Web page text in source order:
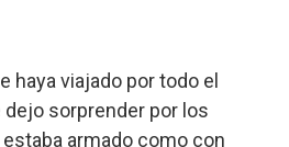
haya viajado por todo el
sorprender por los
armado como con